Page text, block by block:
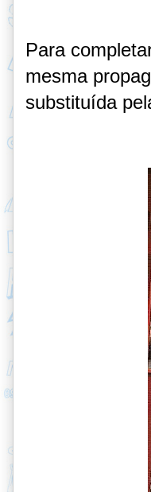
Para
mesma
substituída